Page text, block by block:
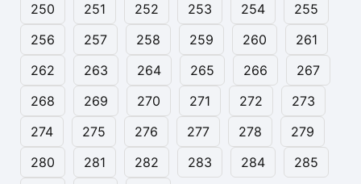
250
251 252 253 254
255
256
257 258 259 260
261
262
263 264 265 266
267
268
269 270 271 272
273
274
275 276 277 278
279
280
281 282 283 284
285